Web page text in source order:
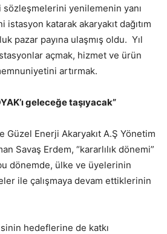
sözleşmelerini yenilemenin yanı
istasyon katarak akaryakıt dağıtım
pazar payına ulaşmış oldu. Yıl
açmak, hizmet ve ürün
artırmak.
geleceğe taşıyacak”
Güzel Enerji Akaryakıt A.Ş Yönetim
Savaş Erdem, “kararlılık dönemi”
dönemde, ülke ve üyelerinin
ile çalışmaya devam ettiklerinin
hedeflerine de katkı